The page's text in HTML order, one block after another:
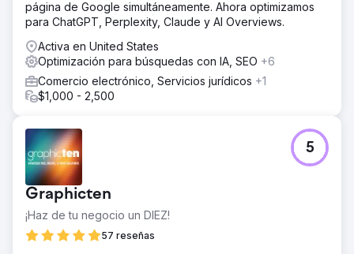
página de Google simultáneamente. Ahora optimizamos
para ChatGPT, Perplexity, Claude y AI Overviews.
Activa en United States
Optimización para búsquedas con IA, SEO +6
Comercio electrónico, Servicios jurídicos +1
$1,000 - 2,500
Graphicten
¡Haz de tu negocio un DIEZ!
57 reseñas
5